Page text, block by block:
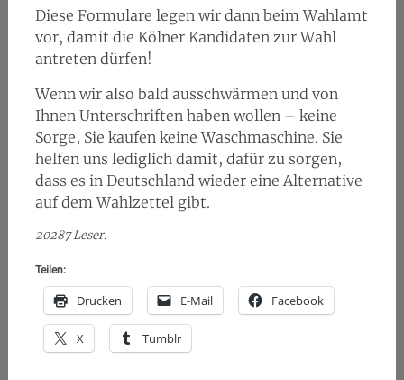
Diese Formulare legen wir dann beim Wahlamt
vor, damit die Kölner Kandidaten zur Wahl
antreten dürfen!
Wenn wir also bald ausschwärmen und von
Ihnen Unterschriften haben wollen – keine
Sorge, Sie kaufen keine Waschmaschine. Sie
helfen uns lediglich damit, dafür zu sorgen,
dass es in Deutschland wieder eine Alternative
auf dem Wahlzettel gibt.
20287 Leser.
Teilen:
Drucken E-Mail Facebook
X Tumblr